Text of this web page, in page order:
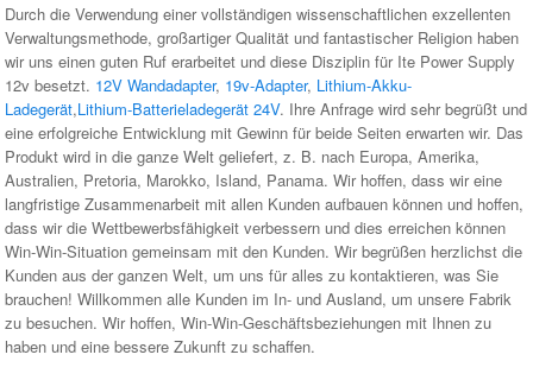
Durch die Verwendung einer vollständigen wissenschaftlichen exzellenten
Verwaltungsmethode, großartiger Qualität und fantastischer Religion haben
wir uns einen guten Ruf erarbeitet und diese Disziplin für Ite Power Supply
12v besetzt. 12V Wandadapter, 19v-Adapter, Lithium-Akku-
Ladegerät,Lithium-Batterieladegerät 24V. Ihre Anfrage wird sehr begrüßt und
eine erfolgreiche Entwicklung mit Gewinn für beide Seiten erwarten wir. Das
Produkt wird in die ganze Welt geliefert, z. B. nach Europa, Amerika,
Australien, Pretoria, Marokko, Island, Panama. Wir hoffen, dass wir eine
langfristige Zusammenarbeit mit allen Kunden aufbauen können und hoffen,
dass wir die Wettbewerbsfähigkeit verbessern und dies erreichen können
Win-Win-Situation gemeinsam mit den Kunden. Wir begrüßen herzlichst die
Kunden aus der ganzen Welt, um uns für alles zu kontaktieren, was Sie
brauchen! Willkommen alle Kunden im In- und Ausland, um unsere Fabrik
zu besuchen. Wir hoffen, Win-Win-Geschäftsbeziehungen mit Ihnen zu
haben und eine bessere Zukunft zu schaffen.